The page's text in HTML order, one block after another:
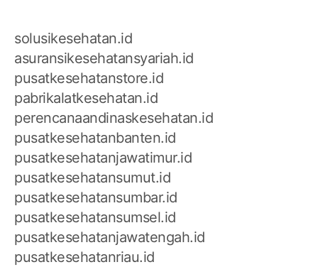
solusikesehatan.id
asuransikesehatansyariah.id
pusatkesehatanstore.id
pabrikalatkesehatan.id
perencanaandinaskesehatan.id
pusatkesehatanbanten.id
pusatkesehatanjawatimur.id
pusatkesehatansumut.id
pusatkesehatansumbar.id
pusatkesehatansumsel.id
pusatkesehatanjawatengah.id
pusatkesehatanriau.id